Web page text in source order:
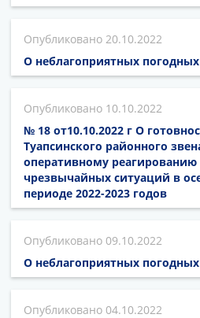
20.10.2022
О неблагоприятных
10.10.2022
№ 18 от10.10.2022 г О
Туапсинского районного
оперативному
чрезвычайных ситуаций в
периоде 2022-2023 годов
09.10.2022
О неблагоприятных
04.10.2022